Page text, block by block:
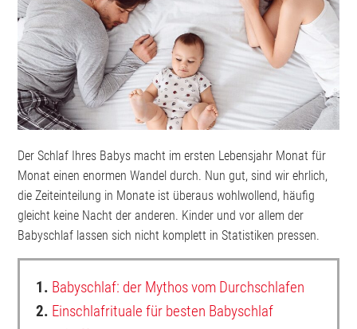
Der Schlaf Ihres Babys macht im ersten Lebensjahr Monat für
Monat einen enormen Wandel durch. Nun gut, sind wir ehrlich,
die Zeiteinteilung in Monate ist überaus wohlwollend, häufig
gleicht keine Nacht der anderen. Kinder und vor allem der
Babyschlaf lassen sich nicht komplett in Statistiken pressen.
1. Babyschlaf: der Mythos vom Durchschlafen
2. Einschlafrituale für besten Babyschlaf